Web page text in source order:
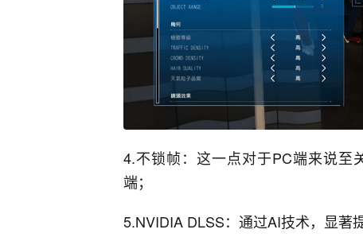
4.不锁帧：这一点对于PC端来说至
端；
5.NVIDIA DLSS：通过AI技术，显著